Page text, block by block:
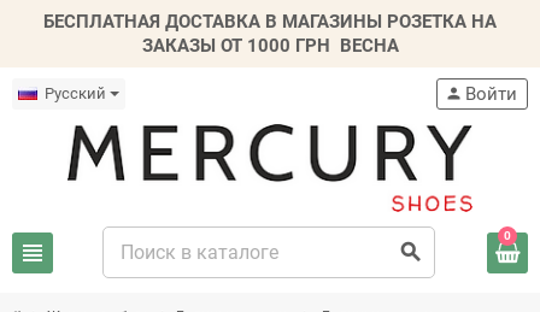
БЕСПЛАТНАЯ ДОСТАВКА В МАГАЗИНЫ РОЗЕТКА НА
ЗАКАЗЫ ОТ 1000 ГРН ВЕСНА
Русский
view_headline search
person Войти
0